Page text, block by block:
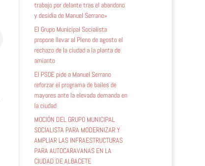
trabajo por delante tras el abandono
y desidia de Manuel Serrano»
El Grupo Municipal Socialista
propone llevar al Pleno de agosto el
rechazo de la ciudad a la planta de
amianto
El PSOE pide a Manuel Serrano
reforzar el programa de bailes de
mayores ante la elevada demanda en
la ciudad
MOCIÓN DEL GRUPO MUNICIPAL
SOCIALISTA PARA MODERNIZAR Y
AMPLIAR LAS INFRAESTRUCTURAS
PARA AUTOCARAVANAS EN LA
CIUDAD DE ALBACETE